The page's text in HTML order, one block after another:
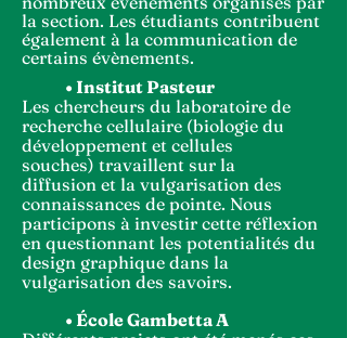
la section. Les étudiants contribuent
également à la communication de
certains évènements.
• Institut Pasteur
Les chercheurs du laboratoire de
recherche cellulaire (biologie du
développement et cellules
souches) travaillent sur la
diffusion et la vulgarisation des
connaissances de pointe. Nous
participons à investir cette réflexion
en questionnant les potentialités du
design graphique dans la
vulgarisation des savoirs.
• ÉcoleGambettaA